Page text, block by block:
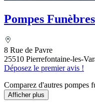
Pompes
8 Rue de Pavre
25510 Pierrefontaine-les-
Déposez le premier avis !
Comparez d'autres pompes
Afficher plus